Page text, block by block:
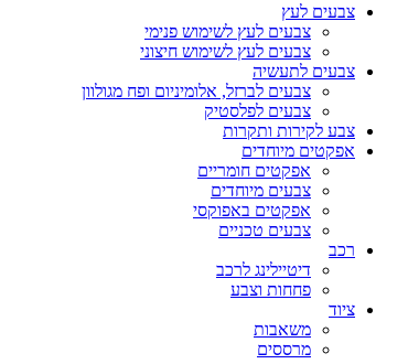
צבעים לעץ
צבעים לעץ לשימוש פנימי
צבעים לעץ לשימוש חיצוני
צבעים לתעשיה
צבעים לברזל, אלומיניום ופח מגולוון
צבעים לפלסטיק
צבע לקירות ותקרות
אפקטים מיוחדים
אפקטים חומריים
צבעים מיוחדים
אפקטים באפוקסי
צבעים טכניים
רכב
דיטיילינג לרכב
פחחות וצבע
ציוד
משאבות
מרססים